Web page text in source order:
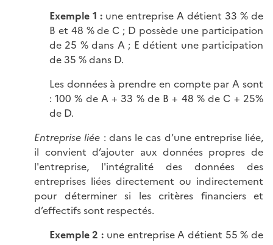
Exemple 1 :une entreprise A détient 33 % de
B et 48 % de C ; D possède une participation
de 25 % dans A ; E détient une participation
de 35 % dans D.
Les données à prendre en compte par A sont
: 100 % de A + 33 % de B + 48 % de C + 25%
de D.
Entreprise liée : dans le cas d’une entreprise liée,
il convient d’ajouter aux données propres de
l'entreprise, l'intégralité des données des
entreprises liées directement ou indirectement
pour déterminer si les critères financiers et
d’effectifs sont respectés.
Exemple 2 : une entreprise A détient 55 % de